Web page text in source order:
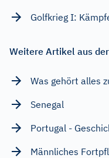
Golfkrieg I:
Weitere Artikel aus
Was gehört alles
Senegal
Portugal -
Männliches